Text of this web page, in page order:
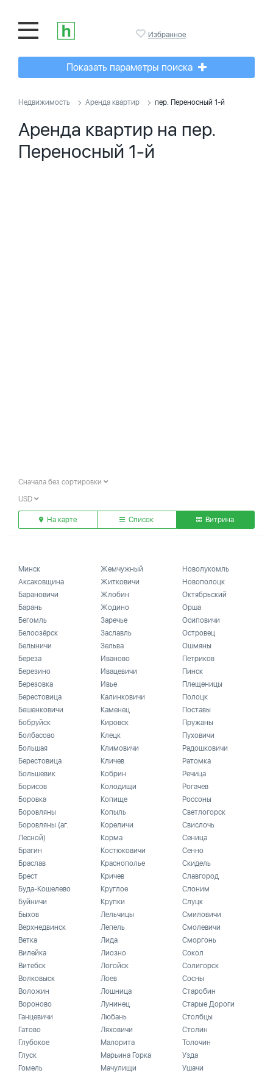
Избранное
Показать параметры поиска
Недвижимость Аренда квартир пер. Переносный 1-й
Аренда квартир на пер.
Переносный 1-й
Сначала без сортировки
USD
На карте Список Витрина
Минск
Аксаковщина
Барановичи
Барань
Бегомль
Белоозёрск
Белыничи
Береза
Березино
Березовка
Берестовица
Бешенковичи
Бобруйск
Болбасово
Большая
Берестовица
Большевик
Борисов
Боровка
Боровляны
Боровляны (аг.
Лесной)
Брагин
Браслав
Брест
Буда-Кошелево
Буйничи
Быхов
Верхнедвинск
Ветка
Вилейка
Витебск
Волковыск
Воложин
Вороново
Ганцевичи
Гатово
Глубокое
Глуск
Гомель
Жемчужный
Житковичи
Жлобин
Жодино
Заречье
Заславль
Зельва
Иваново
Ивацевичи
Ивье
Калинковичи
Каменец
Кировск
Клецк
Климовичи
Кличев
Кобрин
Колодищи
Копище
Копыль
Кореличи
Корма
Костюковичи
Краснополье
Кричев
Круглое
Крупки
Лельчицы
Лепель
Лида
Лиозно
Логойск
Лоев
Лошница
Лунинец
Любань
Ляховичи
Малорита
Марьина Горка
Мачулищи
Новолукомль
Новополоцк
Октябрьский
Орша
Осиповичи
Островец
Ошмяны
Петриков
Пинск
Плещеницы
Полоцк
Поставы
Пружаны
Пуховичи
Радошковичи
Ратомка
Речица
Рогачев
Россоны
Светлогорск
Свислочь
Сеница
Сенно
Скидель
Славгород
Слоним
Слуцк
Смиловичи
Смолевичи
Сморгонь
Сокол
Солигорск
Сосны
Старобин
Старые Дороги
Столбцы
Столин
Толочин
Узда
Ушачи